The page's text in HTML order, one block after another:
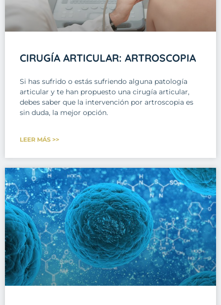
CIRUGÍA ARTICULAR: ARTROSCOPIA
Si has sufrido o estás sufriendo alguna patología
articular y te han propuesto una cirugía articular,
debes saber que la intervención por artroscopia es
sin duda, la mejor opción.
LEER MÁS >>